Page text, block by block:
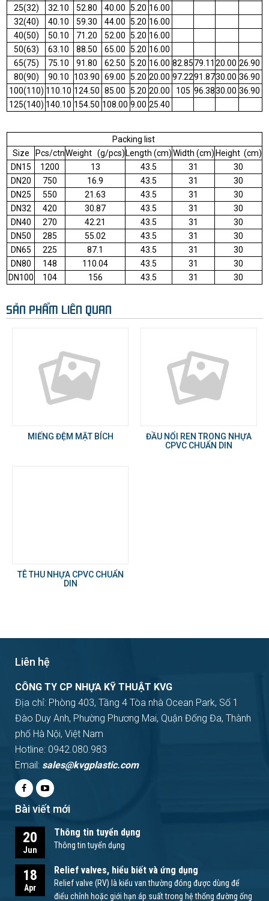
25(32)
32.10 52.80 40.00 5.20 16.00
32(40)
40.10 59.30 44.00 5.20 16.00
40(50)
50.10 71.20 52.00 5.20 16.00
50(63)
63.10 88.50 65.00 5.20 16.00
65(75)
75.10 91.80 62.50 5.20 16.00 82.8579.11 20.00 26.90
80(90)
90.10 103.90 69.00 5.20 20.00 97.2291.8730.00 36.90
100(110) 110.10 124.50 85.00 5.20 20.00 105 96.3830.00 36.90
125(140) 140.10 154.50 108.00 9.00 25.40
Packing list
Size
Pcs/ctnWeight (g/pcs) Length (cm)Width (cm) Height (cm)
DN15
1200 13 43.5 31
30
DN20
750 16.9 43.5 31
30
DN25
550 21.63 43.5 31
30
DN32
420 30.87 43.5 31
30
DN40
270 42.21 43.5 31
30
DN50
285 55.02 43.5 31
30
DN65
225 87.1 43.5 31
30
DN80
148 110.04 43.5 31
30
DN100
104 156 43.5 31 30
SẢN PHẨM LIÊN QUAN
MIẾNG ĐỆM MẶT BÍCH
ĐẦU NỐI REN TRONG NHỰA
CPVC CHUẨN DIN
TÊ THU NHỰA CPVC CHUẨN
DIN
Liên hệ
CÔNG TY CP NHỰA KỸ THUẬT KVG
Địa chỉ: Phòng 403, Tầng 4 Tòa nhà Ocean Park, Số 1
Đào Duy Anh, Phường Phương Mai, Quận Đống Đa, Thành
phố Hà Nội, Việt Nam
Hotline: 0942.080.983
Email: sales@kvgplastic.com
Bài viết mới
20
Jun
Thông tin tuyển dụng
Thông tin tuyển dụng
18
Apr
Relief valves, hiểu biết và ứng dụng
Relief valve (RV) là kiểu van thường đóng được dùng để
điểu chỉnh hoặc giới hạn áp suất trong hệ thống đường ống